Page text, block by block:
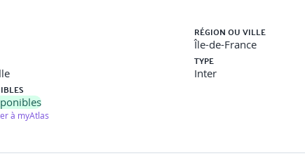
général, courtier. Enjeux de la transparence et de la traçabilité.
en relation « article ↔ application terrain ».
des réclamations, procédure RGPD.
RÉGION OU VILLE
Île-de-France
TYPE
Inter
à myAtlas